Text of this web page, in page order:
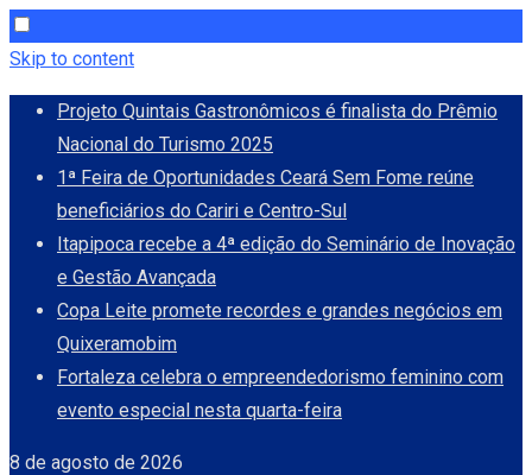
Skip to content
Projeto Quintais Gastronômicos é finalista do Prêmio
Nacional do Turismo 2025
1ª Feira de Oportunidades Ceará Sem Fome reúne
beneficiários do Cariri e Centro-Sul
Itapipoca recebe a 4ª edição do Seminário de Inovação
e Gestão Avançada
Copa Leite promete recordes e grandes negócios em
Quixeramobim
Fortaleza celebra o empreendedorismo feminino com
evento especial nesta quarta-feira
8 de agosto de 2026